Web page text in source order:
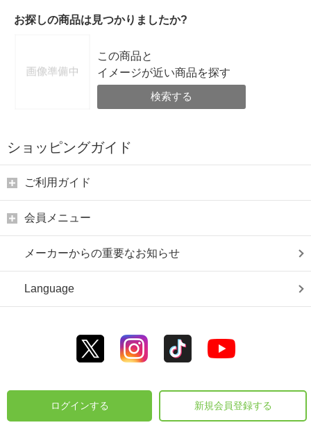
お探しの商品は見つかりましたか?
この商品と
イメージが近い商品を探す
検索する
ショッピングガイド
ご利用ガイド
会員メニュー
メーカーからの重要なお知らせ
Language
ログインする 新規会員登録する